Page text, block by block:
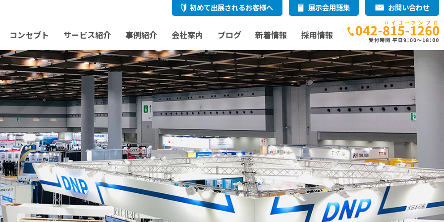
初めて出展されるお客様へ 展示会用語集 お問い合わせ
コンセプト サービス紹介 事例紹介 会社案内 ブログ 新着情報 採用情報